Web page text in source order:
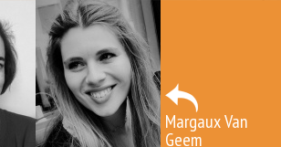
Margaux Van
Geem